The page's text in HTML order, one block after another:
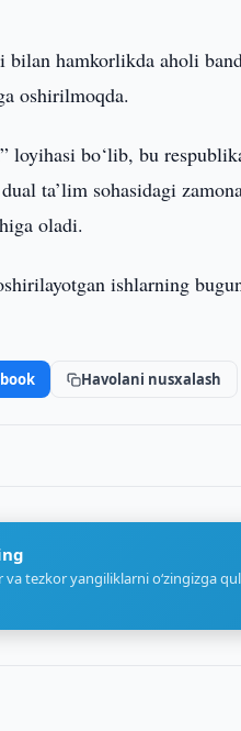
hamkorlikda aholi
oshirilmoqda.
bo‘lib, bu
ta’lim sohasidagi
oladi.
ishlarning
Havolani nusxalash
tezkor yangiliklarni o‘zingizga